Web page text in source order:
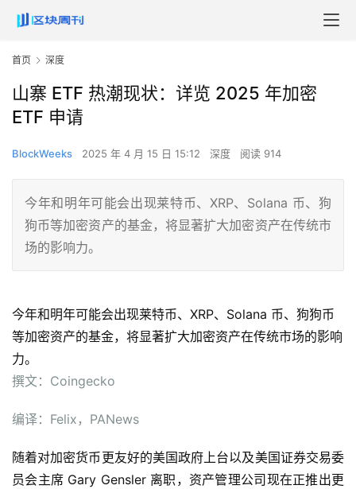
首页 深度
山寨 ETF 热潮现状：详览 2025 年加密
ETF 申请
BlockWeeks 2025 年 4 月 15 日 15:12 深度 阅读 914
今年和明年可能会出现莱特币、XRP、Solana 币、狗
狗币等加密资产的基金，将显著扩大加密资产在传统市
场的影响力。
今年和明年可能会出现莱特币、XRP、Solana 币、狗狗币
等加密资产的基金，将显著扩大加密资产在传统市场的影响
力。
撰文： Coingecko
编译：Felix，PANews
随着对加密货币更友好的美国政府上台以及美国证券交易委
员会主席 Gary Gensler 离职，资产管理公司现在正推出更